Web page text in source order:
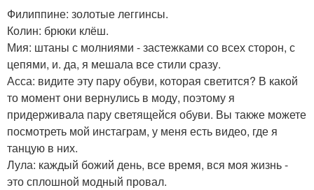
Филиппине: золотые леггинсы.
Колин: брюки клёш.
Мия: штаны с молниями - застежками со всех сторон, с
цепями, и. да, я мешала все стили сразу.
Асса: видите эту пару обуви, которая светится? В какой
то момент они вернулись в моду, поэтому я
придерживала пару светящейся обуви. Вы также можете
посмотреть мой инстаграм, у меня есть видео, где я
танцую в них.
Лула: каждый божий день, все время, вся моя жизнь -
это сплошной модный провал.